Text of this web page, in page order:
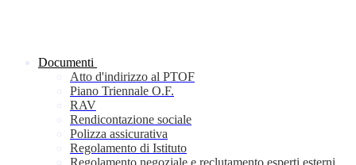
Documenti
Atto d'indirizzo al PTOF
Piano Triennale O.F.
RAV
Rendicontazione sociale
Polizza assicurativa
Regolamento di Istituto